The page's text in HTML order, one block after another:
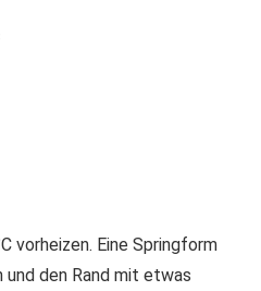
vorheizen. Eine Springform
den Rand mit etwas